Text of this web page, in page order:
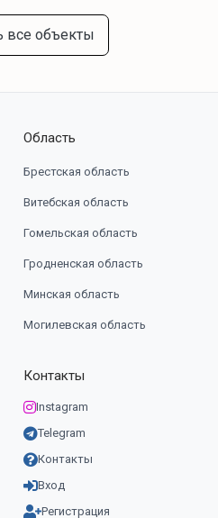
все объекты
Область
Брестская область
Витебская область
Гомельская область
Гродненская область
Минская область
Могилевская область
Контакты
Instagram
Telegram
Контакты
Вход
Регистрация